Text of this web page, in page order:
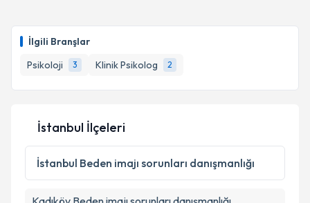
İlgili Branşlar
Psikoloji
3 Klinik Psikolog 2
İstanbul İlçeleri
İstanbul Beden imajı sorunları danışmanlığı